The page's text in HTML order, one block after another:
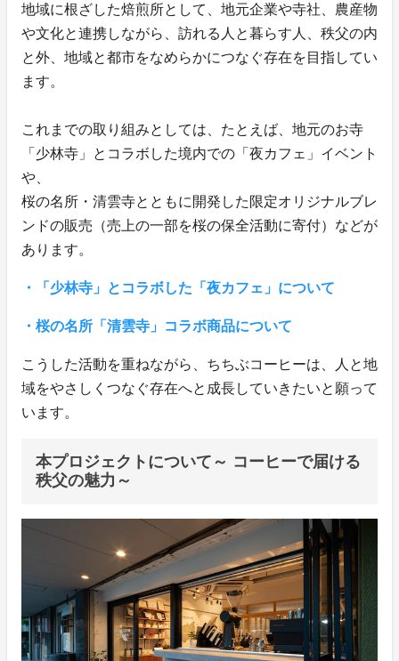
地域に根ざした焙煎所として、地元企業や寺社、農産物
や文化と連携しながら、訪れる人と暮らす人、秩父の内
と外、地域と都市をなめらかにつなぐ存在を目指してい
ます。
これまでの取り組みとしては、たとえば、地元のお寺
「少林寺」とコラボした境内での「夜カフェ」イベント
や、
桜の名所・清雲寺とともに開発した限定オリジナルブレ
ンドの販売（売上の一部を桜の保全活動に寄付）などが
あります。
・「少林寺」とコラボした「夜カフェ」について
・桜の名所「清雲寺」コラボ商品について
こうした活動を重ねながら、ちちぶコーヒーは、人と地
域をやさしくつなぐ存在へと成長していきたいと願って
います。
本プロジェクトについて～ コーヒーで届ける
秩父の魅力～